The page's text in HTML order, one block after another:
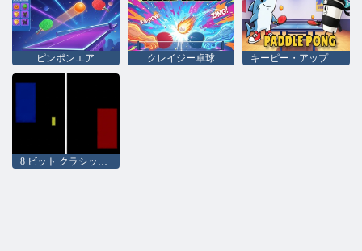
ピンポンエア クレイジー卓球 キーピー・アップピー・パドルポン
8 ビット クラシック ピンポン